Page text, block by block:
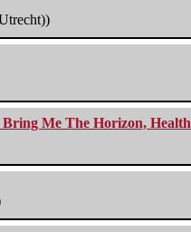
Bring Me The Horizon, Health